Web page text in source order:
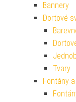
Bannery
Dortové
Tvary
Fontány